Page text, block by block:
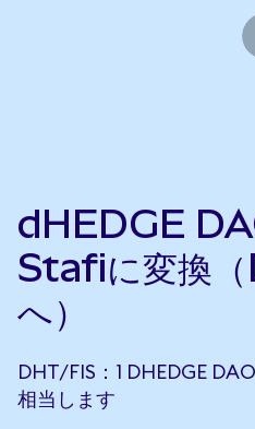
dHEDGE
Stafiに変換
へ）
DHT/FIS：1 DHEDGE
相当します